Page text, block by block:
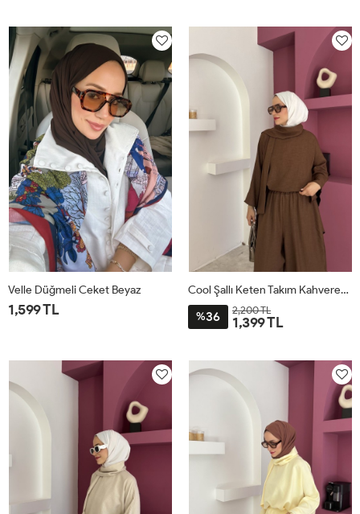
Velle Düğmeli Ceket Beyaz
1,599 TL
Cool Şallı Keten Takım Kahverengi
%36 2,200 TL
1,399 TL